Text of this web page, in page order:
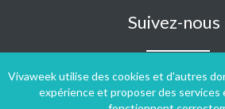
Vivaweek utilise des cookies et d'autres
expérience et proposer des services
Suivez-nous